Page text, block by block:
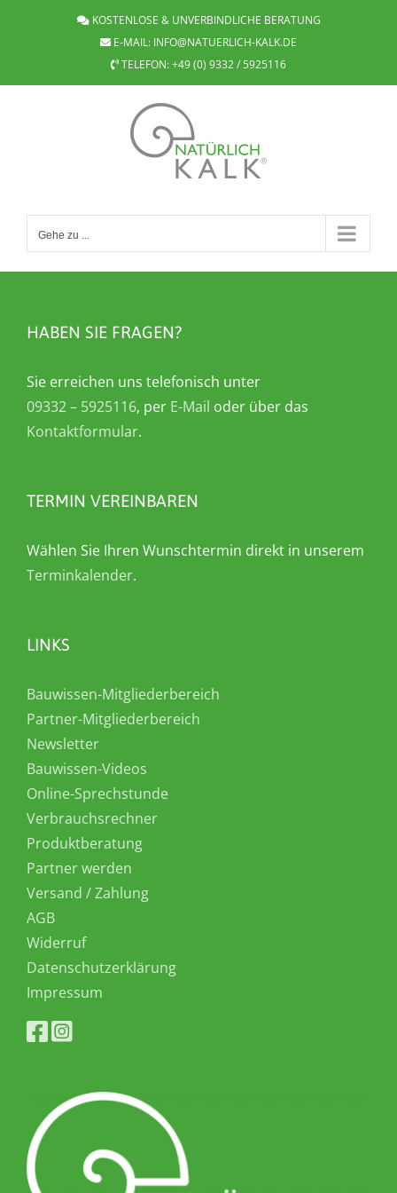
KOSTENLOSE & UNVERBINDLICHE BERATUNG
E-MAIL: INFO@NATUERLICH-KALK.DE
TELEFON:+49 (0) 9332 / 5925116
Gehe zu ...
HABEN SIE FRAGEN?
Sie erreichen uns telefonisch unter
09332 – 5925116, per E-Mail oder über das
Kontaktformular.
TERMIN VEREINBAREN
Wählen Sie Ihren Wunschtermin direkt in unserem
Terminkalender.
LINKS
Bauwissen-Mitgliederbereich
Partner-Mitgliederbereich
Newsletter
Bauwissen-Videos
Online-Sprechstunde
Verbrauchsrechner
Produktberatung
Partner werden
Versand / Zahlung
AGB
Widerruf
Datenschutzerklärung
Impressum